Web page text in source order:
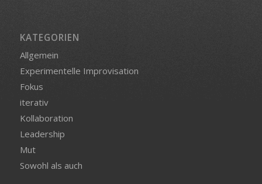
KATEGORIEN
Allgemein
Experimentelle Improvisation
Fokus
iterativ
Kollaboration
Leadership
Mut
Sowohl als auch